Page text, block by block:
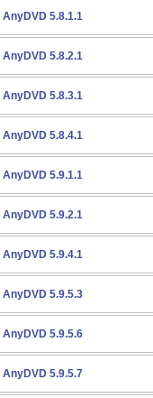
AnyDVD 5.8.1.1
AnyDVD 5.8.2.1
AnyDVD 5.8.3.1
AnyDVD 5.8.4.1
AnyDVD 5.9.1.1
AnyDVD 5.9.2.1
AnyDVD 5.9.4.1
AnyDVD 5.9.5.3
AnyDVD 5.9.5.6
AnyDVD 5.9.5.7